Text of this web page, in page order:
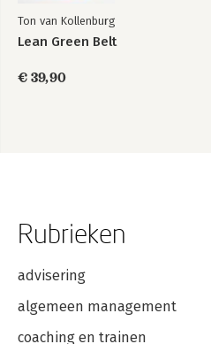
Ton van Kollenburg
Lean Green Belt
€ 39,90
Rubrieken
advisering
algemeen management
coaching en trainen